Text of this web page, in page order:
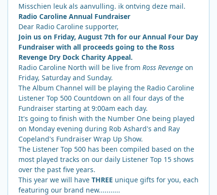
Misschien leuk als aanvulling. ik ontving deze mail.
Radio Caroline Annual Fundraiser
Dear Radio Caroline supporter,
Join us on Friday, August 7th for our Annual Four Day
Fundraiser with all proceeds going to the Ross
Revenge Dry Dock Charity Appeal.
Radio Caroline North will be live from Ross Revenge on
Friday, Saturday and Sunday.
The Album Channel will be playing the Radio Caroline
Listener Top 500 Countdown on all four days of the
Fundraiser starting at 9:00am each day.
It's going to finish with the Number One being played
on Monday evening during Rob Ashard's and Ray
Copeland's Fundraiser Wrap Up Show.
The Listener Top 500 has been compiled based on the
most played tracks on our daily Listener Top 15 shows
over the past five years.
This year we will have THREE unique gifts for you, each
featuring our brand new...........